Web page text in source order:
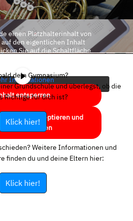
einen Platzhalterinhalt von
auf den eigentlichen Inhalt
Sie auf die Schaltfläche
Informationen
entsperren
Service akzeptieren und
entsperren
dein Gymnasium?
Grundschule und überlegst, ob die
Richtige für dich ist?
Klick hier!
Weitere Informationen und
finden du und deine Eltern hier:
Klick hier!